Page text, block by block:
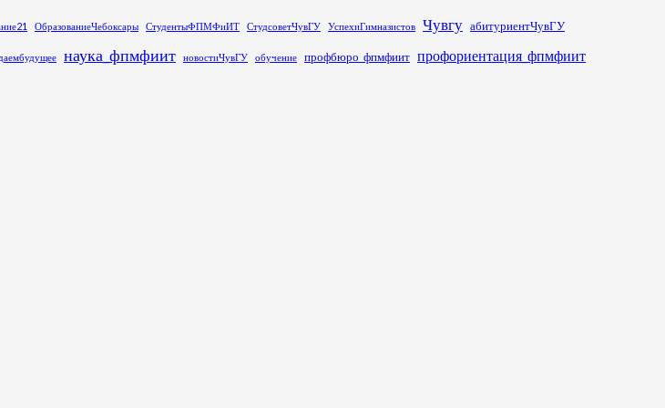
ОбразованиеЧебоксары СтудентыФПМФиИТ СтудсоветЧувГУ УспехиГимназистов Чувгу абитуриентЧувГУ
наука_фпмфиит новостиЧувГУ обучение профбюро_фпмфиит профориентация_фпмфиит